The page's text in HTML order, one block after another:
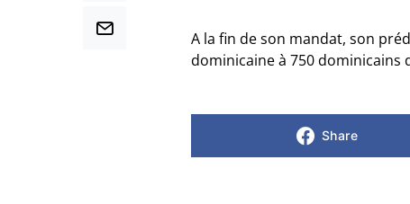
A la fin de son mandat, son
dominicaine à 750 dominicains
Share